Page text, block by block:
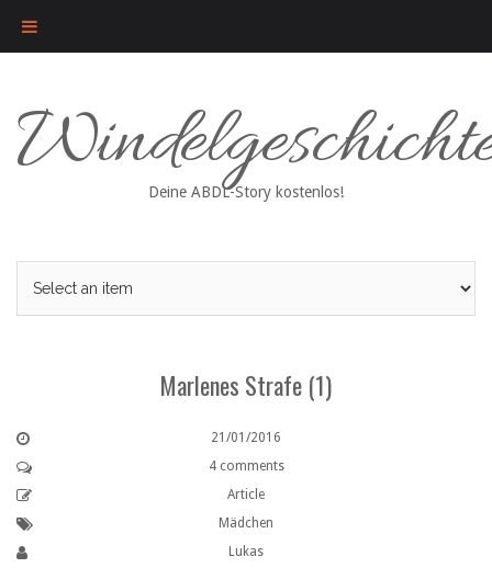
content
Deine ABDL-Story kostenlos!
Marlenes Strafe (1)
21/01/2016
4 comments
Article
Mädchen
Lukas